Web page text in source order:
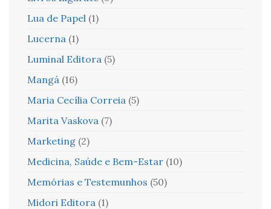
Lua de Papel (1)
Lucerna (1)
Luminal Editora (5)
Mangá (16)
Maria Cecília Correia (5)
Marita Vaskova (7)
Marketing (2)
Medicina, Saúde e Bem-Estar (10)
Memórias e Testemunhos (50)
Midori Editora (1)